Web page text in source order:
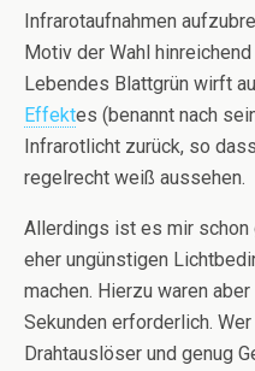
Infrarotaufnahmen
Motiv der Wahl
Lebendes Blattgrün wirft
Effektes (benannt nach
Infrarotlicht zurück, so
regelrecht weiß aussehen.
Allerdings ist es mir schon
eher ungünstigen
machen. Hierzu waren
Sekunden erforderlich.
Drahtauslöser und genug